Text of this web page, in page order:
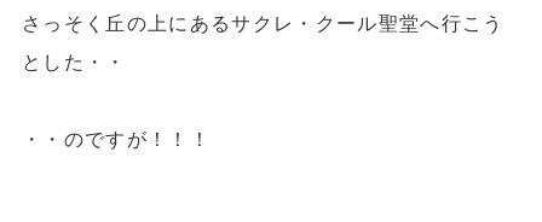
さっそく丘の上にあるサクレ・クール聖堂へ行こう
とした・・
・・のですが！！！